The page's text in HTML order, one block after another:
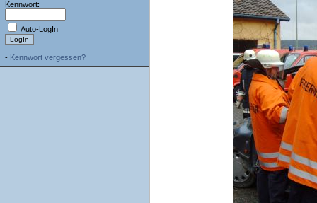
Kennwort:
Auto-LogIn
- Kennwort vergessen?